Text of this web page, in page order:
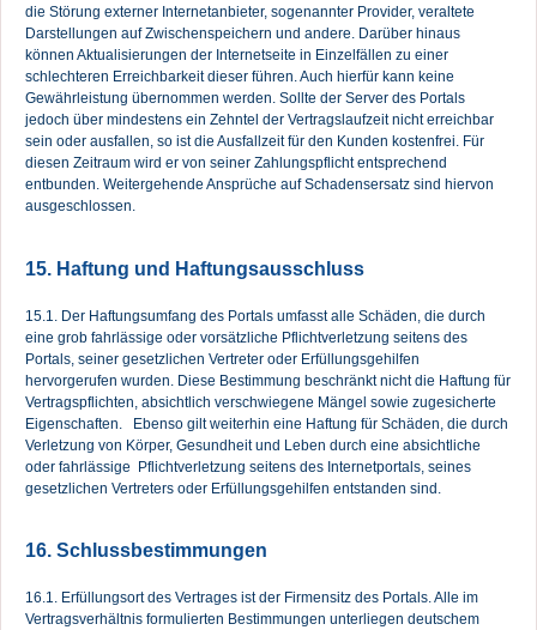
die Störung externer Internetanbieter, sogenannter Provider, veraltete
Darstellungen auf Zwischenspeichern und andere. Darüber hinaus
können Aktualisierungen der Internetseite in Einzelfällen zu einer
schlechteren Erreichbarkeit dieser führen. Auch hierfür kann keine
Gewährleistung übernommen werden. Sollte der Server des Portals
jedoch über mindestens ein Zehntel der Vertragslaufzeit nicht erreichbar
sein oder ausfallen, so ist die Ausfallzeit für den Kunden kostenfrei. Für
diesen Zeitraum wird er von seiner Zahlungspflicht entsprechend
entbunden. Weitergehende Ansprüche auf Schadensersatz sind hiervon
ausgeschlossen.
15. Haftung und Haftungsausschluss
15.1. Der Haftungsumfang des Portals umfasst alle Schäden, die durch
eine grob fahrlässige oder vorsätzliche Pflichtverletzung seitens des
Portals, seiner gesetzlichen Vertreter oder Erfüllungsgehilfen
hervorgerufen wurden. Diese Bestimmung beschränkt nicht die Haftung für
Vertragspflichten, absichtlich verschwiegene Mängel sowie zugesicherte
Eigenschaften. Ebenso gilt weiterhin eine Haftung für Schäden, die durch
Verletzung von Körper, Gesundheit und Leben durch eine absichtliche
oder fahrlässige Pflichtverletzung seitens des Internetportals, seines
gesetzlichen Vertreters oder Erfüllungsgehilfen entstanden sind.
16. Schlussbestimmungen
16.1. Erfüllungsort des Vertrages ist der Firmensitz des Portals. Alle im
Vertragsverhältnis formulierten Bestimmungen unterliegen deutschem